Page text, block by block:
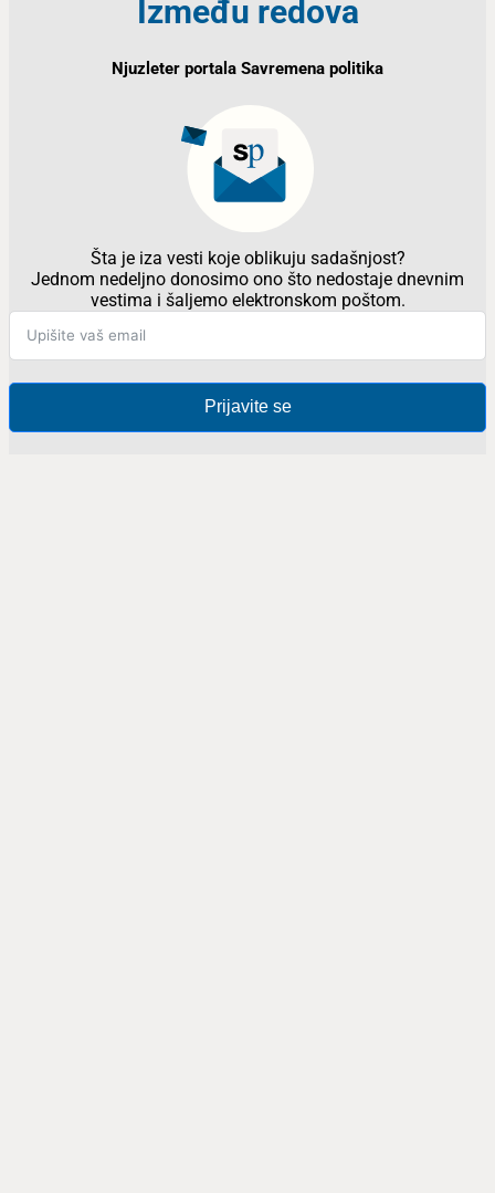
Između redova
Njuzleter portala Savremena politika
Šta je iza vesti koje oblikuju sadašnjost?
Jednom nedeljno donosimo ono što nedostaje dnevnim
vestima i šaljemo elektronskom poštom.
Prijavite se